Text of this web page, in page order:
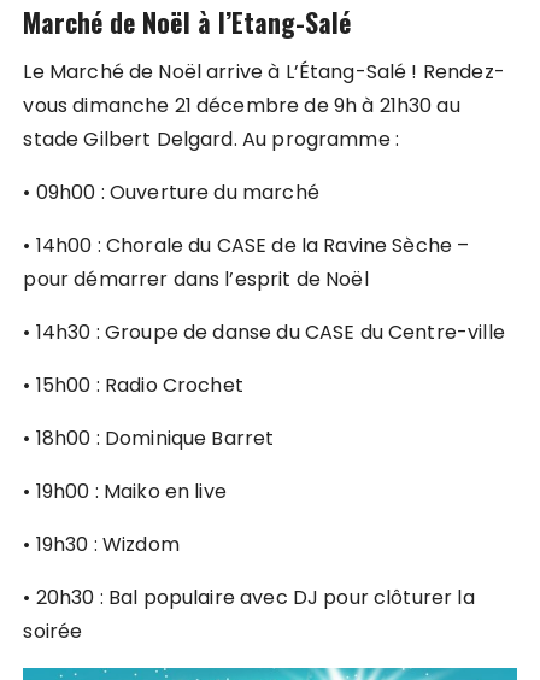
Marché de Noël à l’Etang-Salé
Le Marché de Noël arrive à L’Étang-Salé ! Rendez-
vous dimanche 21 décembre de 9h à 21h30 au
stade Gilbert Delgard. Au programme :
• 09h00 : Ouverture du marché
• 14h00 : Chorale du CASE de la Ravine Sèche –
pour démarrer dans l’esprit de Noël
• 14h30 : Groupe de danse du CASE du Centre-ville
• 15h00 : Radio Crochet
• 18h00 : Dominique Barret
• 19h00 : Maiko en live
• 19h30 : Wizdom
• 20h30 : Bal populaire avec DJ pour clôturer la
soirée